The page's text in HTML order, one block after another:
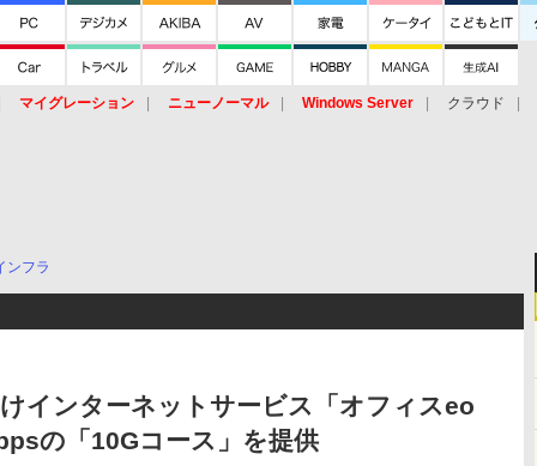
マイグレーション ニューノーマル Windows Server クラウド
ンフラ
インターネットサービス「オフィスeo
の「10Gコース」を提供